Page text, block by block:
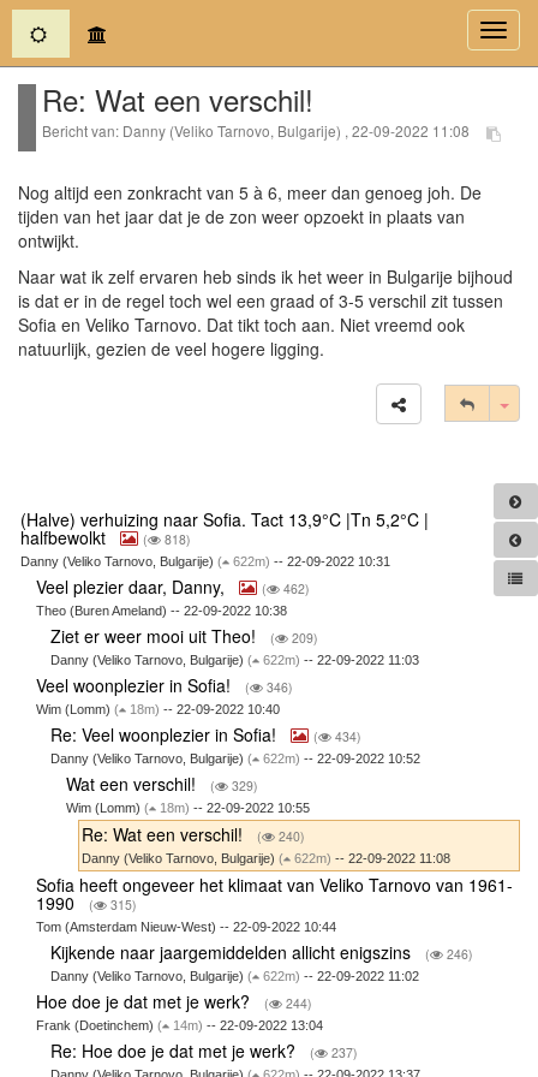
(current)
Re: Wat een verschil!
Bericht van: Danny (Veliko Tarnovo, Bulgarije) , 22-09-2022 11:08
Nog altijd een zonkracht van 5 à 6, meer dan genoeg joh. De
tijden van het jaar dat je de zon weer opzoekt in plaats van
ontwijkt.
Naar wat ik zelf ervaren heb sinds ik het weer in Bulgarije bijhoud
is dat er in de regel toch wel een graad of 3-5 verschil zit tussen
Sofia en Veliko Tarnovo. Dat tikt toch aan. Niet vreemd ook
natuurlijk, gezien de veel hogere ligging.
(Halve) verhuizing naar Sofia. Tact 13,9°C |Tn 5,2°C |
halfbewolkt ( 818)
Danny (Veliko Tarnovo, Bulgarije) ( 622m) -- 22-09-2022 10:31
Veel plezier daar, Danny, ( 462)
Theo (Buren Ameland) -- 22-09-2022 10:38
Ziet er weer mooi uit Theo! ( 209)
Danny (Veliko Tarnovo, Bulgarije)( 622m) -- 22-09-2022 11:03
Veel woonplezier in Sofia! ( 346)
Wim (Lomm) ( 18m) -- 22-09-2022 10:40
Re: Veel woonplezier in Sofia! ( 434)
Danny (Veliko Tarnovo, Bulgarije)( 622m) -- 22-09-2022 10:52
Wat een verschil! ( 329)
Wim (Lomm) ( 18m) -- 22-09-2022 10:55
Re: Wat een verschil! ( 240)
Danny (Veliko Tarnovo, Bulgarije)( 622m) -- 22-09-2022 11:08
Sofia heeft ongeveer het klimaat van Veliko Tarnovo van 1961-
1990 ( 315)
Tom (Amsterdam Nieuw-West) -- 22-09-2022 10:44
Kijkende naar jaargemiddelden allicht enigszins ( 246)
Danny (Veliko Tarnovo, Bulgarije)( 622m) -- 22-09-2022 11:02
Hoe doe je dat met je werk? ( 244)
Frank (Doetinchem) ( 14m) -- 22-09-2022 13:04
Re: Hoe doe je dat met je werk? ( 237)